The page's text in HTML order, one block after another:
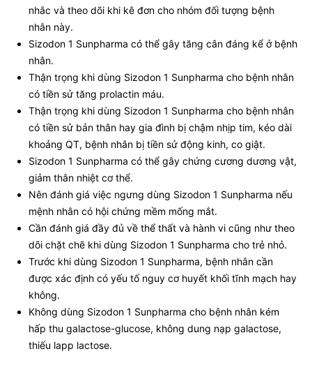
nhắc và theo dõi khi kê đơn cho nhóm đối tượng bệnh
nhân này.
Sizodon 1 Sunpharma có thể gây tăng cân đáng kể ở bệnh
nhân.
Thận trọng khi dùng Sizodon 1 Sunpharma cho bệnh nhân
có tiền sử tăng prolactin máu.
Thận trọng khi dùng Sizodon 1 Sunpharma cho bệnh nhân
có tiền sử bản thân hay gia đình bị chậm nhịp tim, kéo dài
khoảng QT, bệnh nhân bị tiền sử động kinh, co giật.
Sizodon 1 Sunpharma có thể gây chứng cương dương vật,
giảm thân nhiệt cơ thể.
Nên đánh giá việc ngưng dùng Sizodon 1 Sunpharma nếu
mệnh nhân có hội chứng mềm mống mắt.
Cần đánh giá đầy đủ về thể thất và hành vi cũng như theo
dõi chặt chẽ khi dùng Sizodon 1 Sunpharma cho trẻ nhỏ.
Trước khi dùng Sizodon 1 Sunpharma, bệnh nhân cần
được xác định có yếu tố nguy cơ huyết khối tĩnh mạch hay
không.
Không dùng Sizodon 1 Sunpharma cho bệnh nhân kém
hấp thu galactose-glucose, không dung nạp galactose,
thiếu lapp lactose.